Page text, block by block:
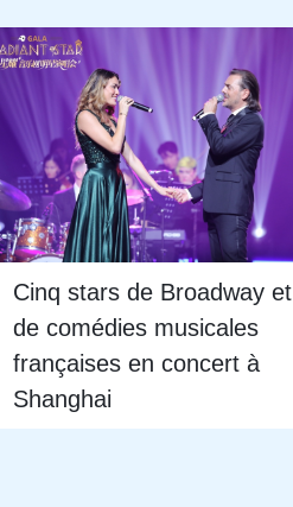
Cinq stars de Broadway et
de comédies musicales
françaises en concert à
Shanghai